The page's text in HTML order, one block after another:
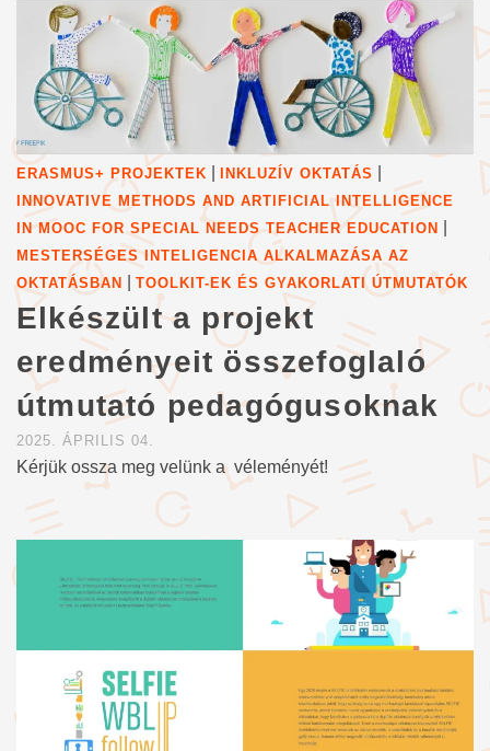
ERASMUS+ PROJEKTEK INKLUZÍV OKTATÁS
INNOVATIVE METHODS AND ARTIFICIAL INTELLIGENCE
IN MOOC FOR SPECIAL NEEDS TEACHER EDUCATION
MESTERSÉGES INTELIGENCIA ALKALMAZÁSA AZ
OKTATÁSBAN
TOOLKIT-EK ÉS GYAKORLATI ÚTMUTATÓK
Elkészült a projekt
eredményeit összefoglaló
útmutató pedagógusoknak
2025. ÁPRILIS 04.
Kérjük ossza meg velünk a véleményét!